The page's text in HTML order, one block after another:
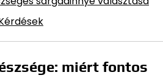
miért fontos